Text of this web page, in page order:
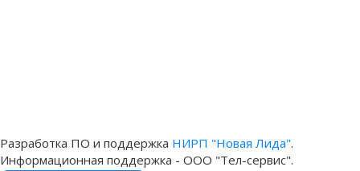
Разработка ПО и поддержка НИРП "Новая Лида".
Информационная поддержка - ООО "Тел-сервис".